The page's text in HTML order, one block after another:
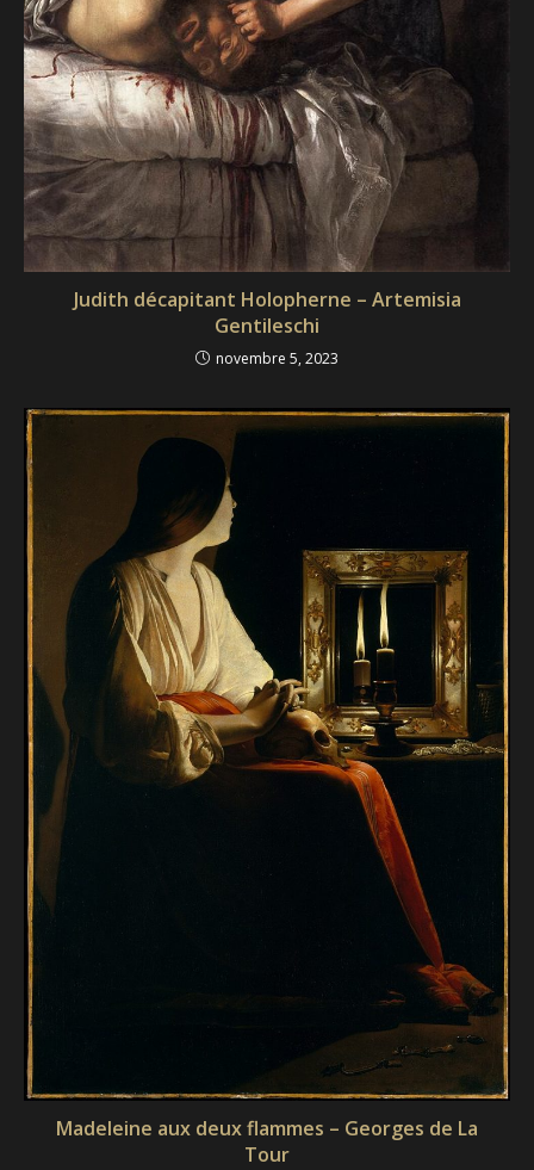
Judith décapitant Holopherne – Artemisia
Gentileschi
novembre 5, 2023
Madeleine aux deux flammes – Georges de La
Tour